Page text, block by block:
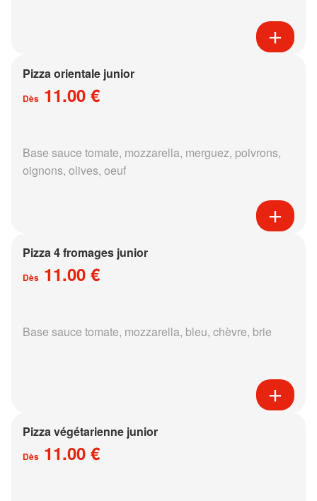
Pizza orientale junior
Dès 11.00 €
Base sauce tomate, mozzarella, merguez, poivrons,
oignons, olives, oeuf
Pizza 4 fromages junior
Dès 11.00 €
Base sauce tomate, mozzarella, bleu, chèvre, brie
Pizza végétarienne junior
Dès 11.00 €